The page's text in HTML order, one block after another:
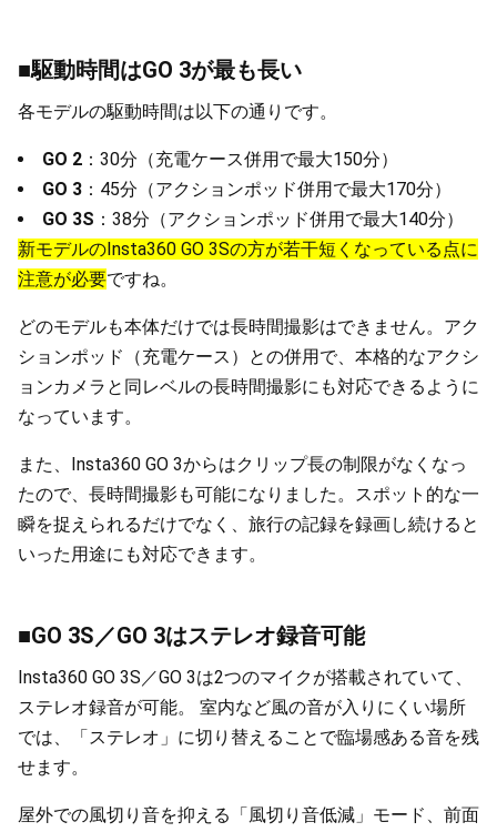
■駆動時間はGO 3が最も長い
各モデルの駆動時間は以下の通りです。
GO 2 ：30分（充電ケース併用で最大150分）
GO 3 ：45分（アクションポッド併用で最大170分）
GO 3S ：38分（アクションポッド併用で最大140分）
新モデルのInsta360 GO 3Sの方が若干短くなっている点に
注意が必要ですね。
どのモデルも本体だけでは長時間撮影はできません。アク
ションポッド（充電ケース）との併用で、本格的なアクシ
ョンカメラと同レベルの長時間撮影にも対応できるように
なっています。
また、Insta360 GO 3からはクリップ長の制限がなくなっ
たので、長時間撮影も可能になりました。スポット的な一
瞬を捉えられるだけでなく、旅行の記録を録画し続けると
いった用途にも対応できます。
■GO 3S／GO 3はステレオ録音可能
Insta360 GO 3S／GO 3は2つのマイクが搭載されていて、
ステレオ録音が可能。 室内など風の音が入りにくい場所
では、「ステレオ」に切り替えることで臨場感ある音を残
せます。
屋外での風切り音を抑える「風切り音低減」モード、前面